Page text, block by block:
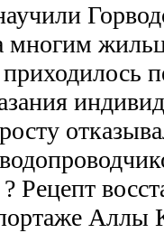
многим
? Рецепт
Аллы